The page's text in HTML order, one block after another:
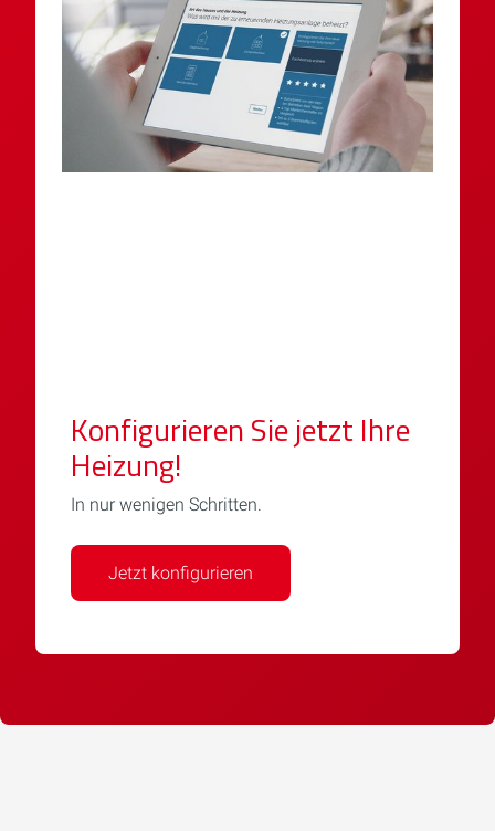
Konfigurieren Sie jetzt Ihre
Heizung!
In nur wenigen Schritten.
Jetzt konfigurieren